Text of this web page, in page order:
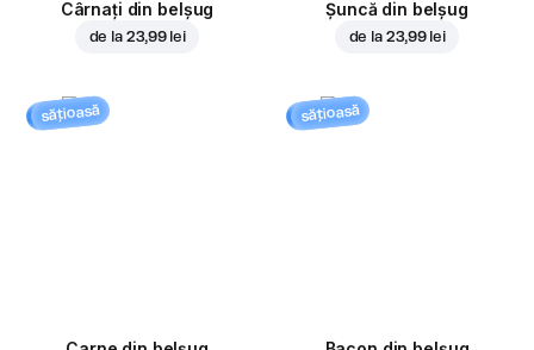
Cârnați din belșug
de la 23,99 lei
Șuncă din belșug
de la 23,99 lei
sățioasă sățioasă